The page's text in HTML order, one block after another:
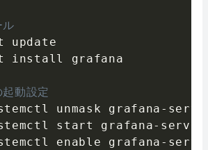
update
install grafana
動設定
unmask grafana -
start grafana- server
enable grafana -